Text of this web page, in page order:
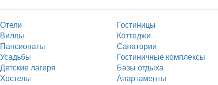
Отели
Гостиницы
Виллы
Коттеджи
Пансионаты
Санатории
Усадьбы
Гостиничные комплексы
Детские лагеря
Базы отдыха
Хостелы
Апартаменты